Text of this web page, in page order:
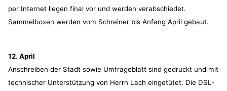
per Internet liegen final vor und werden verabschiedet.
Sammelboxen werden vom Schreiner bis Anfang April gebaut.
12. April
Anschreiben der Stadt sowie Umfrageblatt sind gedruckt und mit
technischer Unterstützung von Herrn Lach eingetütet. Die DSL-